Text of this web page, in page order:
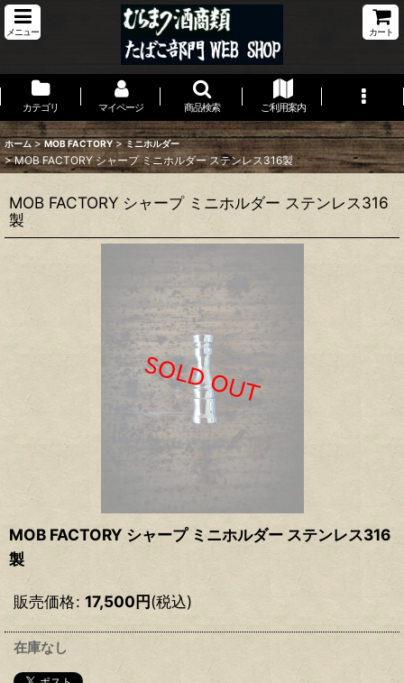
メニュー カート
カテゴリ マイページ 商品検索 ご利用案内
ホーム > MOB FACTORY > ミニホルダー
> MOB FACTORY シャープ ミニホルダー ステンレス316製
MOB FACTORY シャープ ミニホルダー ステンレス316
製
MOB FACTORY シャープ ミニホルダー ステンレス316
製
販売価格: 17,500円(税込)
在庫なし